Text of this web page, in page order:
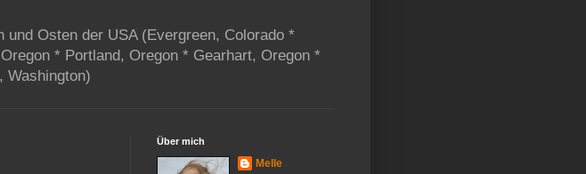
Osten der USA (Evergreen, Colorado *
* Portland, Oregon * Gearhart, Oregon *
Washington)
Über mich
Melle